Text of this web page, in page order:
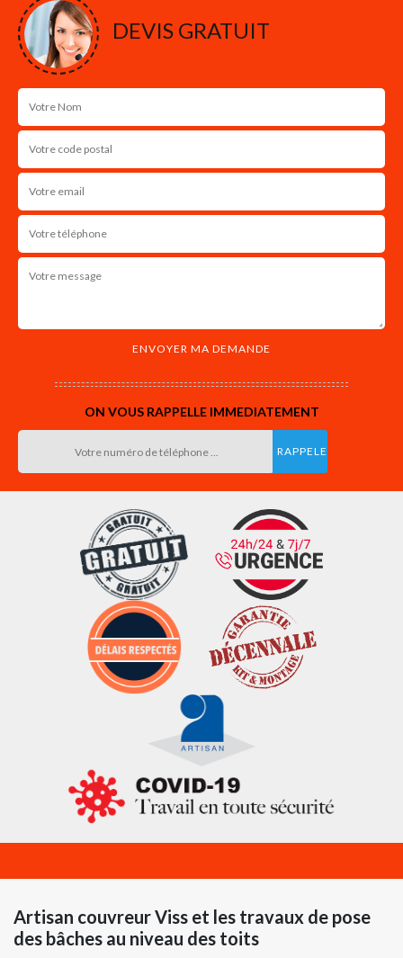
DEVIS GRATUIT
ON VOUS RAPPELLE IMMEDIATEMENT
Artisan couvreur Viss et les travaux de pose
des bâches au niveau des toits